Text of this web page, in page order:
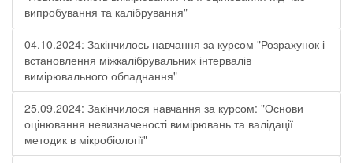
випробування та калібрування"
04.10.2024: Закінчилось навчання за курсом "Розрахунок і
встановлення міжкалібрувальних інтервалів
вимірювального обладнання"
25.09.2024: Закінчилося навчання за курсом: "Основи
оцінювання невизначеності вимірювань та валідації
методик в мікробіології"